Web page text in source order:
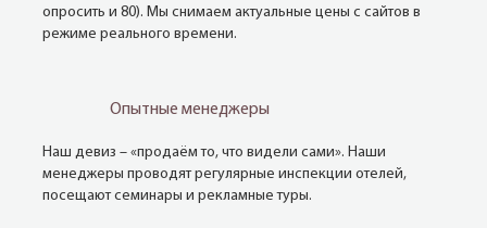
опросить и 80). Мы снимаем актуальные цены с сайтов в
режиме реального времени.
Опытные менеджеры
Наш девиз – «продаём то, что видели сами». Наши
менеджеры проводят регулярные инспекции отелей,
посещают семинары и рекламные туры.